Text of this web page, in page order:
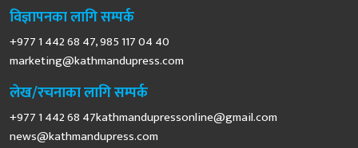
विज्ञापनका लागि सम्पर्क
+977 1 442 68 47, 985 117 04 40
marketing@kathmandupress.com
लेख/रचनाका लागि सम्पर्क
+977 1 442 68 47kathmandupressonline@gmail.com
news@kathmandupress.com